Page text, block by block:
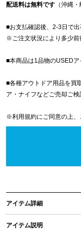
配送料は無料です （沖縄
■お支払確認後、2-3日で出
※ご注文状況により多少前
■本商品は1品物のUSEDア
■各種アウトドア用品を買
ア・ナイフなどご売却ご
※利用規約にご同意の上、
アイテム詳細
アイテム説明